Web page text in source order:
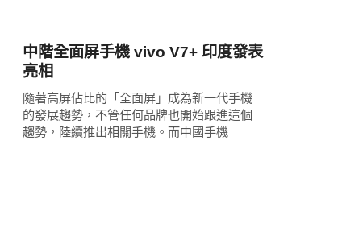
中階全面屏手機 vivo V7+ 印度發表
亮相
隨著高屏佔比的「全面屏」成為新一代手機
的發展趨勢，不管任何品牌也開始跟進這個
趨勢，陸續推出相關手機。而中國手機